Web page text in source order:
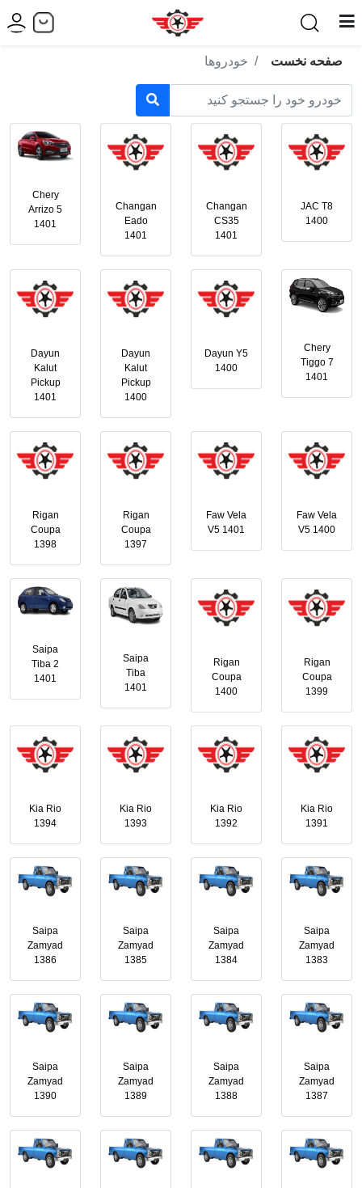
صفحه نخست خودروها
JAC T8
1400
Changan
CS35
1401
Changan
Eado
1401
Chery
Arrizo 5
1401
Chery
Tiggo 7
1401
Dayun Y5
1400
Dayun
Kalut
Pickup
1400
Dayun
Kalut
Pickup
1401
Faw Vela
V5 1400
Faw Vela
V5 1401
Rigan
Coupa
1397
Rigan
Coupa
1398
Rigan
Coupa
1399
Rigan
Coupa
1400
Saipa
Tiba
1401
Saipa
Tiba 2
1401
Kia Rio
1391
Kia Rio
1392
Kia Rio
1393
Kia Rio
1394
Saipa
Zamyad
1383
Saipa
Zamyad
1384
Saipa
Zamyad
1385
Saipa
Zamyad
1386
Saipa
Zamyad
1387
Saipa
Zamyad
1388
Saipa
Zamyad
1389
Saipa
Zamyad
1390